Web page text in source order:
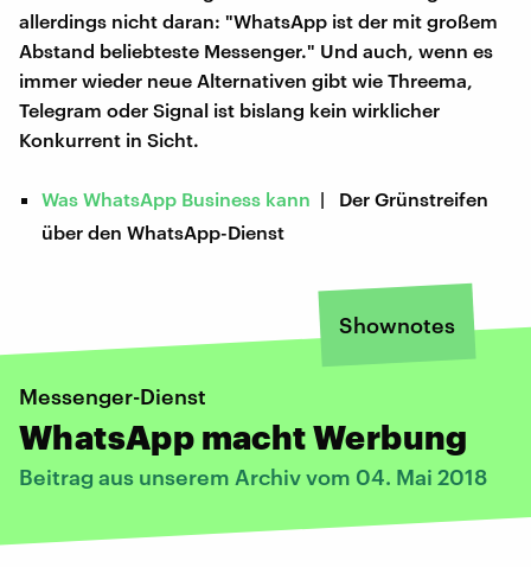
allerdings nicht daran: "WhatsApp ist der mit großem
Abstand beliebteste Messenger." Und auch, wenn es
immer wieder neue Alternativen gibt wie Threema,
Telegram oder Signal ist bislang kein wirklicher
Konkurrent in Sicht.
Was WhatsApp Business kann | Der Grünstreifen
über den WhatsApp-Dienst
Shownotes
Messenger-Dienst
WhatsApp macht Werbung
Beitrag aus unserem Archiv vom 04. Mai 2018